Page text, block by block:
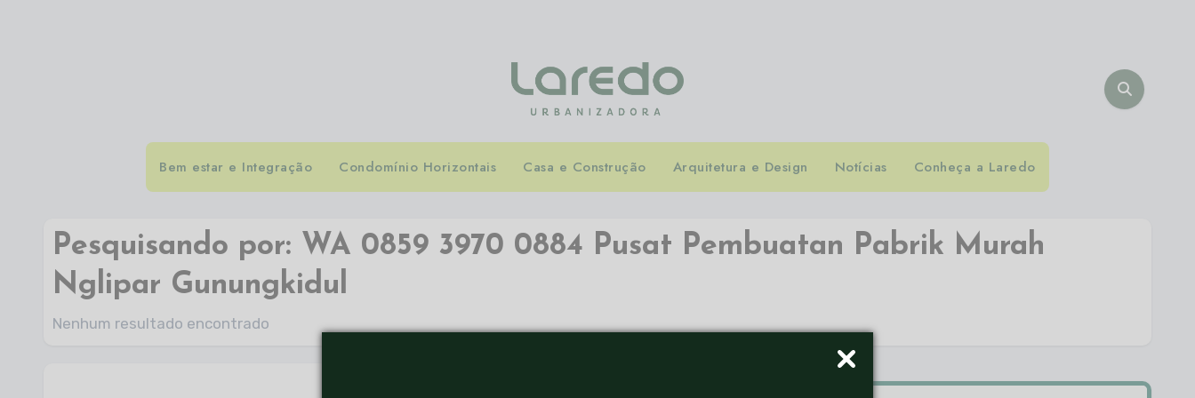
Bem estar e Integração Condomínio Horizontais Casa e Construção Arquitetura e Design Notícias Conheça a Laredo
Pesquisando por: WA 0859 3970 0884 Pusat Pembuatan Pabrik Murah
Nglipar Gunungkidul
Nenhum resultado encontrado